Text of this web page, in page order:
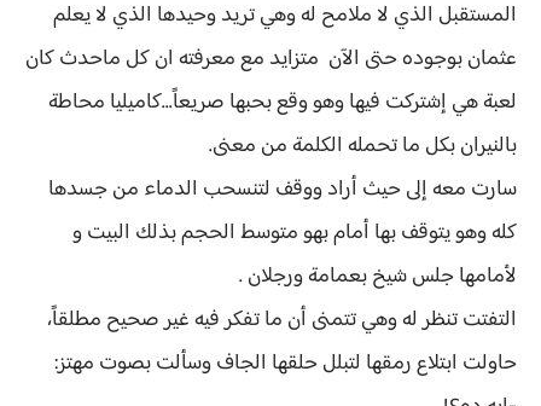
المستقبل الذي لا ملامح له وهي تريد وحيدها الذي لا يعلم
عثمان بوجوده حتى الآن متزايد مع معرفته ان كل ماحدث كان
لعبة هي إشتركت فيها وهو وقع بحبها صريعاً...كاميليا محاطة
بالنيران بكل ما تحمله الكلمة من معنى.
سارت معه إلى حيث أراد ووقف لتنسحب الدماء من جسدها
كله وهو يتوقف بها أمام بهو متوسط الحجم بذلك البيت و
لأمامها جلس شيخ بعمامة ورجلان .
التفتت تنظر له وهي تتمنى أن ما تفكر فيه غير صحيح مطلقاً،
حاولت ابتلاع رمقها لتبلل حلقها الجاف وسألت بصوت مهتز: